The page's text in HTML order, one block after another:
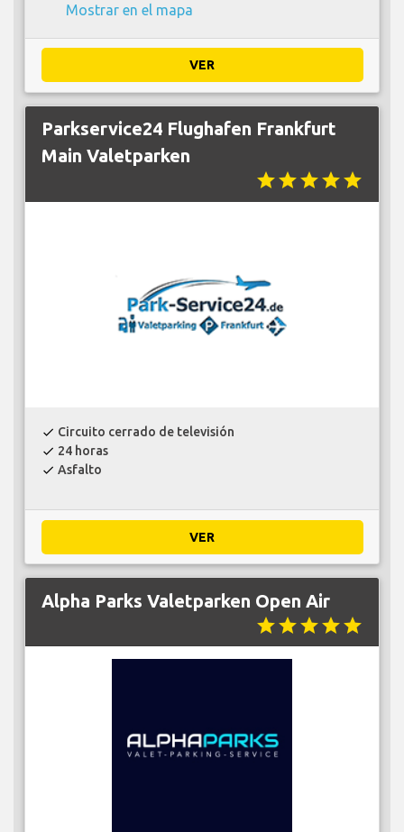
Mostrar en el mapa
VER
Parkservice24 Flughafen Frankfurt
Main Valetparken
starstarstarstarstar
check Circuito cerrado de televisión
check 24 horas
check Asfalto
VER
Alpha Parks Valetparken Open Air
starstarstarstarstar